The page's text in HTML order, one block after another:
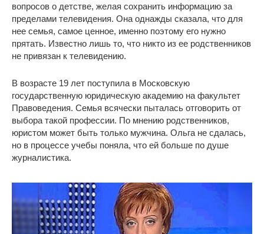
вопросов о детстве, желая сохранить информацию за
пределами телевидения. Она однажды сказала, что для
нее семья, самое ценное, именно поэтому его нужно
прятать. Известно лишь то, что никто из ее родственников
не привязан к телевидению.
В возрасте 19 лет поступила в Московскую
государственную юридическую академию на факультет
Правоведения. Семья всячески пыталась отговорить от
выбора такой профессии. По мнению родственников,
юристом может быть только мужчина. Ольга не сдалась,
но в процессе учебы поняла, что ей больше по душе
журналистика.